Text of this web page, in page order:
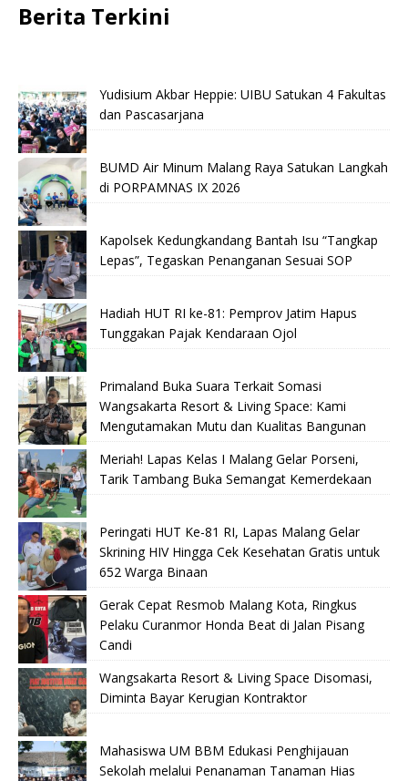
Berita Terkini
Yudisium Akbar Heppie: UIBU Satukan 4 Fakultas
dan Pascasarjana
BUMD Air Minum Malang Raya Satukan Langkah
di PORPAMNAS IX 2026
Kapolsek Kedungkandang Bantah Isu “Tangkap
Lepas”, Tegaskan Penanganan Sesuai SOP
Hadiah HUT RI ke-81: Pemprov Jatim Hapus
Tunggakan Pajak Kendaraan Ojol
Primaland Buka Suara Terkait Somasi
Wangsakarta Resort & Living Space: Kami
Mengutamakan Mutu dan Kualitas Bangunan
Meriah! Lapas Kelas I Malang Gelar Porseni,
Tarik Tambang Buka Semangat Kemerdekaan
Peringati HUT Ke-81 RI, Lapas Malang Gelar
Skrining HIV Hingga Cek Kesehatan Gratis untuk
652 Warga Binaan
Gerak Cepat Resmob Malang Kota, Ringkus
Pelaku Curanmor Honda Beat di Jalan Pisang
Candi
Wangsakarta Resort & Living Space Disomasi,
Diminta Bayar Kerugian Kontraktor
Mahasiswa UM BBM Edukasi Penghijauan
Sekolah melalui Penanaman Tanaman Hias